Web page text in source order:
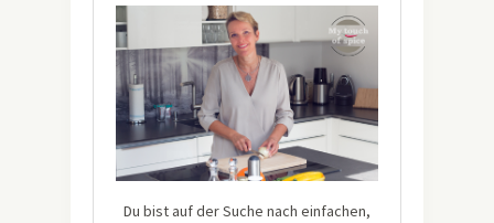
Du bist auf der Suche nach einfachen,